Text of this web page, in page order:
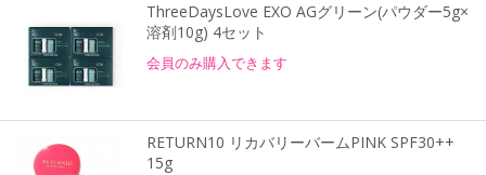
ThreeDaysLove EXO AGグリーン(パウダー5g×
溶剤10g) 4セット
会員のみ購入できます
RETURN10 リカバリーバームPINK SPF30++
15g